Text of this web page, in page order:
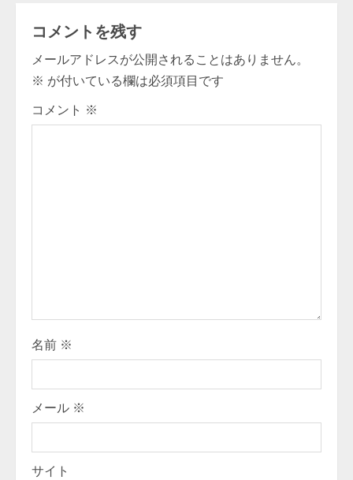
n
u
e
n
g
コメントを残す
メールアドレスが公開されることはありません。
※ が付いている欄は必須項目です
コメント ※
名前 ※
メール ※
サイト